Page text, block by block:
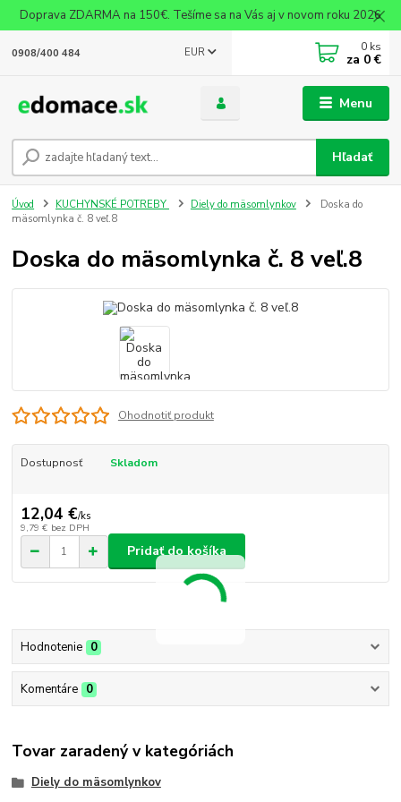
Doprava ZDARMA na 150€. Tešíme sa na Vás aj v novom roku 2026
Menu
EUR
Hľadať
0908/400 484 0 ks
za 0 €
Úvod KUCHYNSKÉ POTREBY Diely do mäsomlynkov
Doska do
mäsomlynka č. 8 veľ.8
Doska do mäsomlynka č. 8 veľ.8
Ohodnotiť produkt
Dostupnosť Skladom
12,04 €/ks
9,79 € bez DPH
Pridať do košíka
Hodnotenie 0
Komentáre 0
Tovar zaradený v kategóriách
Diely do mäsomlynkov